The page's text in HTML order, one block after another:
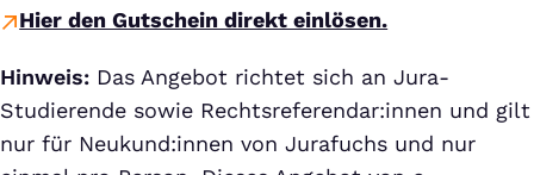
Hier den Gutschein direkt einlösen.
Hinweis: Das Angebot richtet sich an Jura-
Studierende sowie Rechtsreferendar:innen und gilt
nur für Neukund:innen von Jurafuchs und nur